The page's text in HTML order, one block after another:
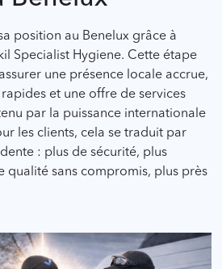
position au Benelux grâce à
Specialist Hygiene. Cette étape
une présence locale accrue,
et une offre de services
par la puissance internationale
les clients, cela se traduit par
: plus de sécurité, plus
qualité sans compromis, plus près